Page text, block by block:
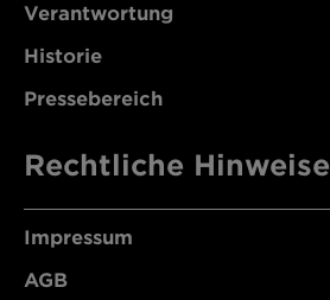
Verantwortung
Historie
Pressebereich
Rechtliche Hinweise
Impressum
AGB